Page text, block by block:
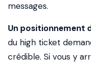
messages.
Un positionnement
du high ticket
crédible. Si vous y